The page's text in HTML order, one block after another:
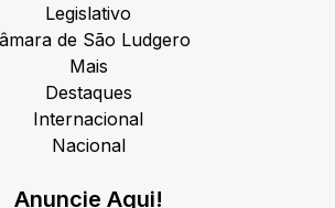
Legislativo
de São Ludgero
Mais
Destaques
Internacional
Nacional
Anuncie Aqui!